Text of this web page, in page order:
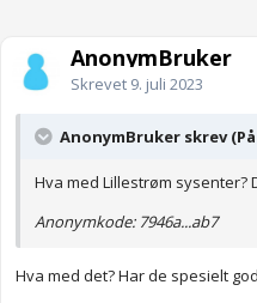
AnonymBruker
Skrevet 9. juli 2023
AnonymBruker skrev (På
Hva med Lillestrøm sysenter?
Anonymkode: 7946a...ab7
Hva med det? Har de spesielt